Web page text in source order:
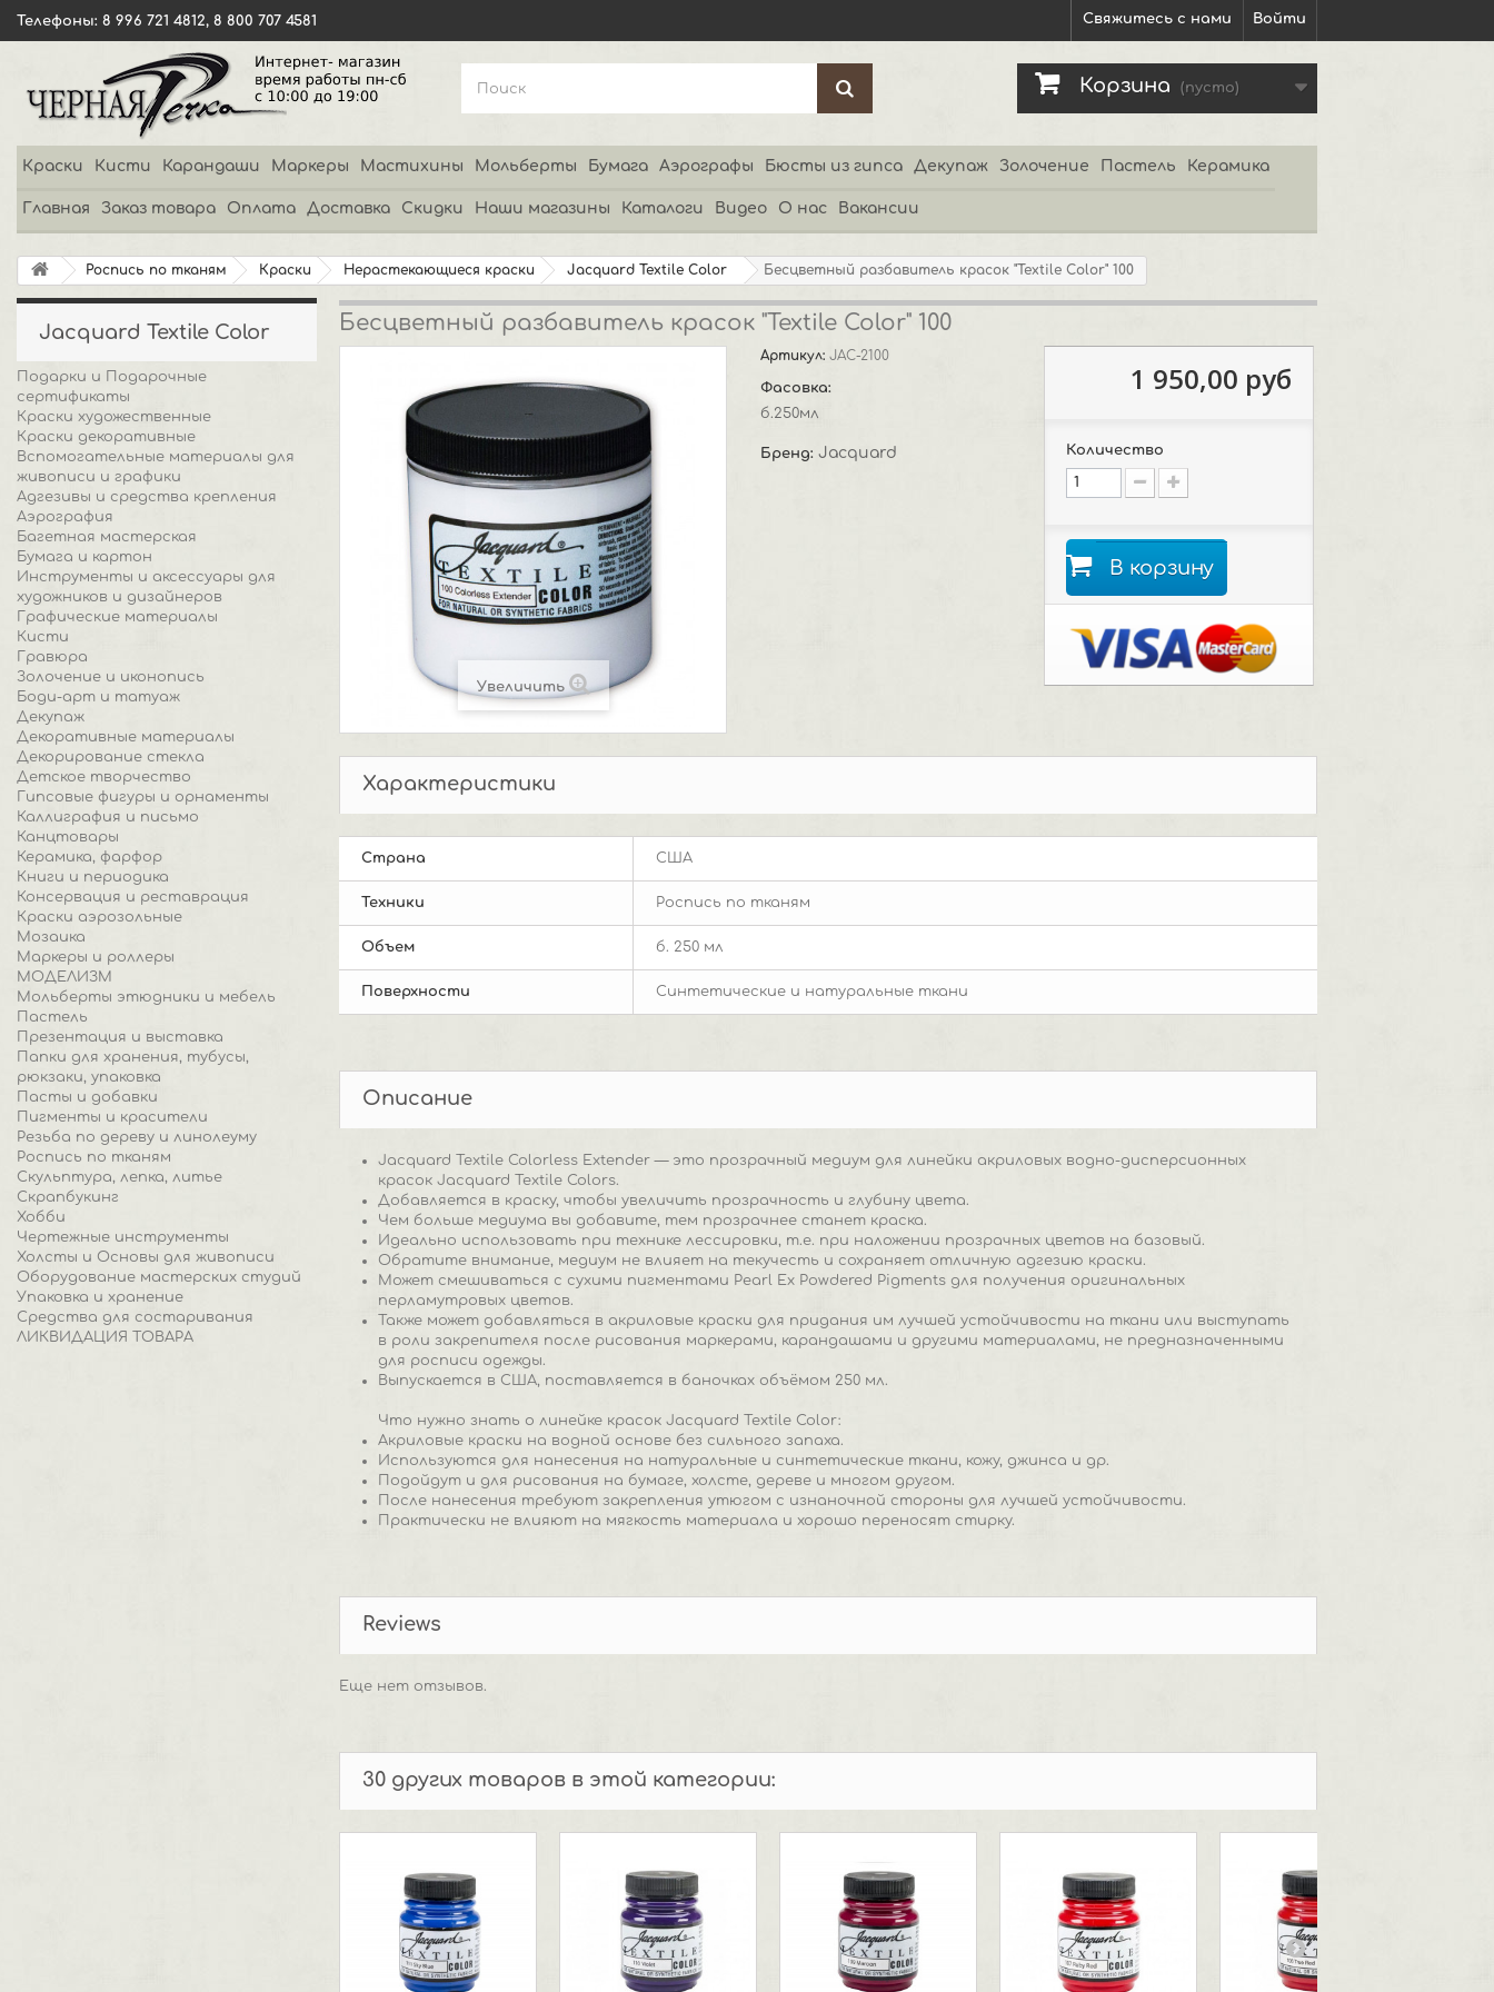
Войти
Свяжитесь с нами
Телефоны: 8 996 721 4812, 8 800 707 4581
Корзина (пусто)
Краски Кисти Карандаши Маркеры Мастихины Мольберты Бумага Аэрографы Бюсты из гипса Декупаж Золочение Пастель Керамика
Главная Заказ товара Оплата Доставка Скидки Наши магазины Каталоги Видео О нас Вакансии
Роспись по тканям Краски Нерастекающиеся краски Jacquard Textile Color Бесцветный разбавитель красок "Textile Color" 100
Jacquard Textile Color
Подарки и Подарочные
сертификаты
Краски художественные
Краски декоративные
Вспомогательные материалы для
живописи и графики
Адгезивы и средства крепления
Аэрография
Багетная мастерская
Бумага и картон
Инструменты и аксессуары для
художников и дизайнеров
Графические материалы
Кисти
Гравюра
Золочение и иконопись
Боди-арт и татуаж
Декупаж
Декоративные материалы
Декорирование стекла
Детское творчество
Гипсовые фигуры и орнаменты
Каллиграфия и письмо
Канцтовары
Керамика, фарфор
Книги и периодика
Консервация и реставрация
Краски аэрозольные
Мозаика
Маркеры и роллеры
МОДЕЛИЗМ
Мольберты этюдники и мебель
Пастель
Презентация и выставка
Папки для хранения, тубусы,
рюкзаки, упаковка
Пасты и добавки
Пигменты и красители
Резьба по дереву и линолеуму
Роспись по тканям
Скульптура, лепка, литье
Скрапбукинг
Хобби
Чертежные инструменты
Холсты и Основы для живописи
Оборудование мастерских студий
Упаковка и хранение
Средства для состаривания
ЛИКВИДАЦИЯ ТОВАРА
Бесцветный разбавитель красок "Textile Color" 100
Увеличить
Артикул:JAC-2100
Фасовка:
б.250мл
Бренд:Jacquard
1 950,00 руб
Количество
В корзину
Характеристики
Страна США
Техники Роспись по тканям
Объем б. 250 мл
Поверхности Синтетические и натуральные ткани
Описание
Jacquard Textile Colorless Extender — это прозрачный медиум для линейки акриловых водно-дисперсионных
красок Jacquard Textile Colors.
Добавляется в краску, чтобы увеличить прозрачность и глубину цвета.
Чем больше медиума вы добавите, тем прозрачнее станет краска.
Идеально использовать при технике лессировки, т.е. при наложении прозрачных цветов на базовый.
Обратите внимание, медиум не влияет на текучесть и сохраняет отличную адгезию краски.
Может смешиваться с сухими пигментами Pearl Ex Powdered Pigments для получения оригинальных
перламутровых цветов.
Также может добавляться в акриловые краски для придания им лучшей устойчивости на ткани или выступать
в роли закрепителя после рисования маркерами, карандашами и другими материалами, не предназначенными
для росписи одежды.
Выпускается в США, поставляется в баночках объёмом 250 мл.
Что нужно знать о линейке красок Jacquard Textile Color:
Акриловые краски на водной основе без сильного запаха.
Используются для нанесения на натуральные и синтетические ткани, кожу, джинса и др.
Подойдут и для рисования на бумаге, холсте, дереве и многом другом.
После нанесения требуют закрепления утюгом с изнаночной стороны для лучшей устойчивости.
Практически не влияют на мягкость материала и хорошо переносят стирку.
Reviews
Еще нет отзывов.
30 других товаров в этой категории: